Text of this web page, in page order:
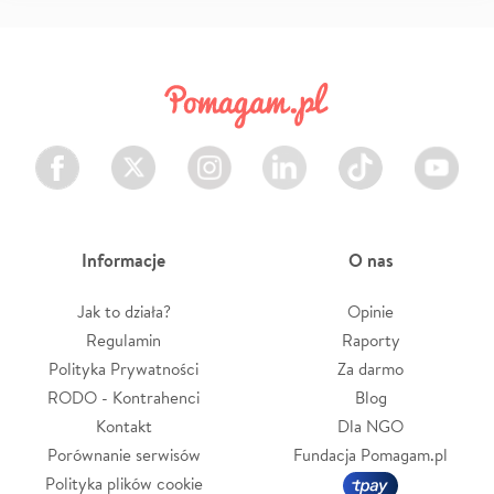
Facebook Twitter Instagram LinkedIn TikTok Youtube
Informacje
Jak to działa?
Regulamin
Polityka Prywatności
RODO - Kontrahenci
Kontakt
Porównanie serwisów
Polityka plików cookie
O nas
Opinie
Raporty
Za darmo
Blog
Dla NGO
Fundacja Pomagam.pl